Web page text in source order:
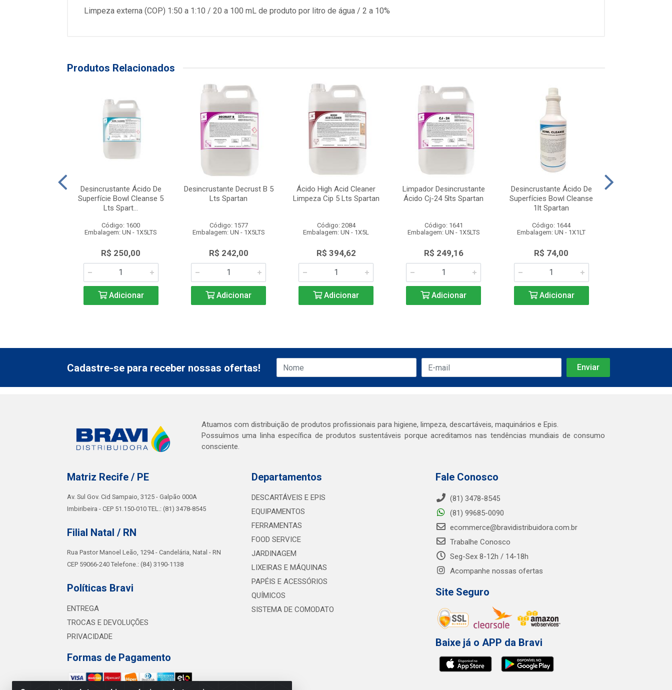
Limpeza externa (COP) 1:50 a 1:10 / 20 a 100 mL de produto por litro de água / 2 a 10%
Produtos Relacionados
Desincrustante Ácido De
Superfície Bowl Cleanse 5
Lts Spart...
Código: 1600
Embalagem: UN - 1X5LTS
R$ 250,00
Adicionar
Desincrustante Decrust B 5
Lts Spartan
Código: 1577
Embalagem: UN - 1X5LTS
R$ 242,00
Adicionar
Ácido High Acid Cleaner
Limpeza Cip 5 Lts Spartan
Código: 2084
Embalagem: UN - 1X5L
R$ 394,62
Adicionar
Limpador Desincrustante
Ácido Cj-24 5lts Spartan
Código: 1641
Embalagem: UN - 1X5LTS
R$ 249,16
Adicionar
Desincrustante Ácido De
Superfícies Bowl Cleanse
1lt Spartan
Código: 1644
Embalagem: UN - 1X1LT
R$ 74,00
Adicionar
Cadastre-se para receber nossas ofertas!
Atuamos com distribuição de produtos profissionais para higiene, limpeza, descartáveis, maquinários e Epis.
Possuímos uma linha específica de produtos sustentáveis porque acreditamos nas tendências mundiais de consumo
consciente.
Matriz Recife / PE
Av. Sul Gov. Cid Sampaio, 3125 - Galpão 000A
Imbiribeira - CEP 51.150-010 TEL.: (81) 3478-8545
Filial Natal / RN
Rua Pastor Manoel Leão, 1294 - Candelária, Natal - RN
CEP 59066-240 Telefone.: (84) 3190-1138
Políticas Bravi
ENTREGA
TROCAS E DEVOLUÇÕES
PRIVACIDADE
Formas de Pagamento
Departamentos
DESCARTÁVEIS E EPIS
EQUIPAMENTOS
FERRAMENTAS
FOOD SERVICE
JARDINAGEM
LIXEIRAS E MÁQUINAS
PAPÉIS E ACESSÓRIOS
QUÍMICOS
SISTEMA DE COMODATO
Fale Conosco
(81) 3478-8545
(81) 99685-0090
ecommerce@bravidistribuidora.com.br
Trabalhe Conosco
Seg-Sex 8-12h / 14-18h
Acompanhe nossas ofertas
Site Seguro
Baixe já o APP da Bravi